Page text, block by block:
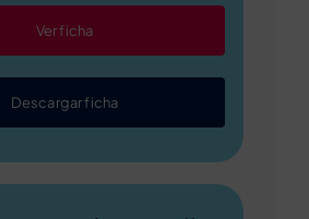
Ver ficha
Descargar ficha